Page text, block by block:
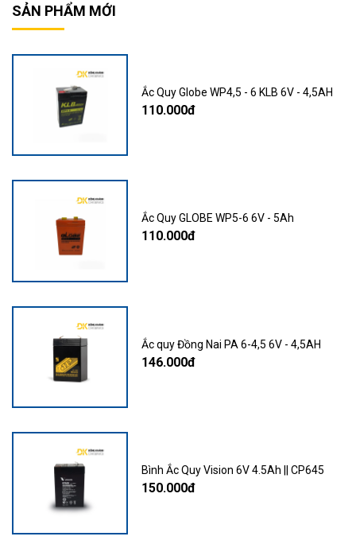
SẢN PHẨM MỚI
Ắc Quy Globe WP4,5 - 6 KLB 6V - 4,5AH
110.000đ
Ắc Quy GLOBE WP5-6 6V - 5Ah
110.000đ
Ắc quy Đồng Nai PA 6-4,5 6V - 4,5AH
146.000đ
Bình Ắc Quy Vision 6V 4.5Ah || CP645
150.000đ